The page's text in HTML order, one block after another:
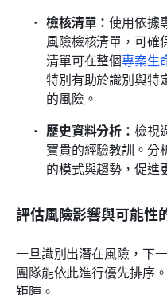
檢核清單：使用依據
風險檢核清單，可確
清單可在整個專案生
特別有助於識別與特
的風險。
歷史資料分析：檢視
寶貴的經驗教訓。分
的模式與趨勢，促進
評估風險影響與可能性
一旦識別出潛在風險，下
團隊能依此進行優先排序
矩陣。